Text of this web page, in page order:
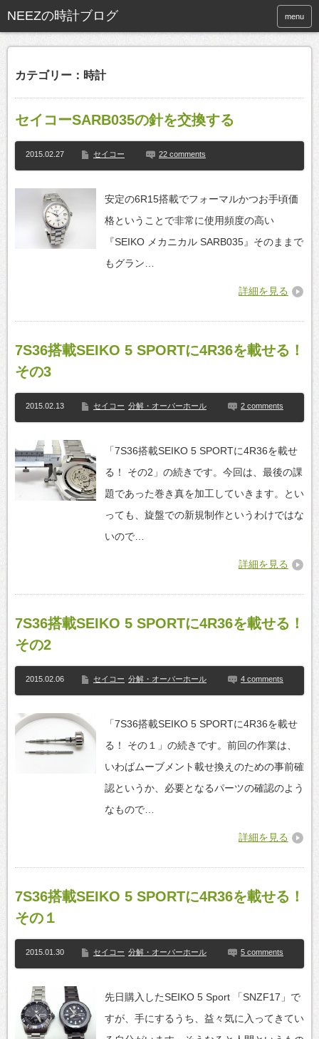
NEEZの時計ブログ menu
カテゴリー：時計
セイコーSARB035の針を交換する
2015.02.27 セイコー 22 comments
安定の6R15搭載でフォーマルかつお手頃価
格ということで非常に使用頻度の高い
『SEIKO メカニカル SARB035』そのままで
もグラン…
詳細を見る
7S36搭載SEIKO 5 SPORTに4R36を載せる！
その3
2015.02.13 セイコー 分解・オーバーホール 2 comments
「7S36搭載SEIKO 5 SPORTに4R36を載せ
る！ その2」の続きです。今回は、最後の課
題であった巻き真を加工していきます。とい
っても、旋盤での新規制作というわけではな
いので…
詳細を見る
7S36搭載SEIKO 5 SPORTに4R36を載せる！
その2
2015.02.06 セイコー 分解・オーバーホール 4 comments
「7S36搭載SEIKO 5 SPORTに4R36を載せ
る！ その１」の続きです。前回の作業は、
いわばムーブメント載せ換えのための事前確
認というか、必要となるパーツの確認のよう
なもので…
詳細を見る
7S36搭載SEIKO 5 SPORTに4R36を載せる！
その１
2015.01.30 セイコー 分解・オーバーホール 5 comments
先日購入したSEIKO 5 Sport 「SNZF17」で
すが、手にするうち、益々気に入ってきてい